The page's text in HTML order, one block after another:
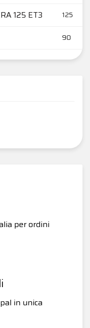
125 ET3 125
90
per ordini
in unica